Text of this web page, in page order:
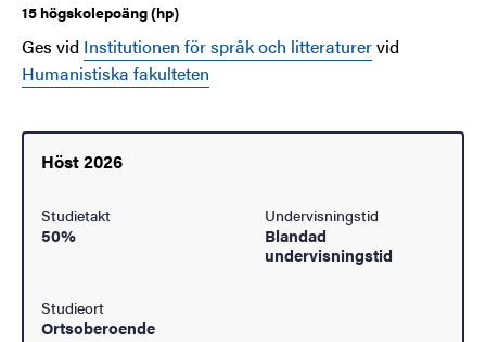
15 högskolepoäng (hp)
Ges vid Institutionen för språk och litteraturervid
Humanistiska fakulteten
Höst 2026
Studietakt
50%
Undervisningstid
Blandad
undervisningstid
Studieort
Ortsoberoende